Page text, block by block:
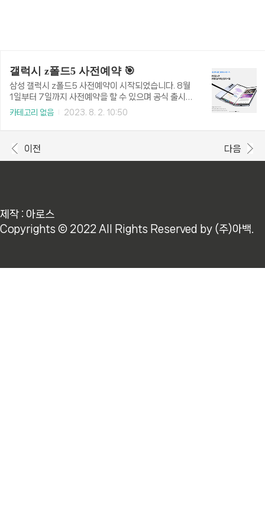
갤럭시 z폴드5 사전예약 🎯
삼성 갤럭시 z폴드5 사전예약이 시작되었습니다. 8월
1일부터 7일까지 사전예약을 할 수 있으며 공식 출시일
은 8월 11일입니다. 사전예약으로 조금이라도 저렴하
사전예약 홈페이지로 이동합니다. 갤럭시 z폴드5 사전
예약 바로가기 >> (구매할 때 삼성카드로 5% 할인받
니다. 갤럭시 z폴드5 사전예약 방법 갤럭시 z폴드5 사
전예약은 전국 삼성 매장, 홈페이지 Samsung.com,
이동통..
카테고리 없음 2023. 8. 2. 10:50
이전 다음
제작 : 아로스
Copyrights © 2022 All Rights Reserved by (주)아백.